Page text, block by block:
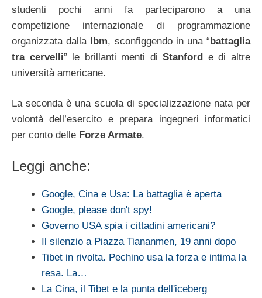
studenti pochi anni fa parteciparono a una
competizione internazionale di programmazione
organizzata dalla Ibm, sconfiggendo in una “battaglia
tra cervelli” le brillanti menti diStanford e di altre
università americane.
La seconda è una scuola di specializzazione nata per
volontà dell’esercito e prepara ingegneri informatici
per conto delle Forze Armate.
Leggi anche:
Google, Cina e Usa: La battaglia è aperta
Google, please don't spy!
Governo USA spia i cittadini americani?
Il silenzio a Piazza Tiananmen, 19 anni dopo
Tibet in rivolta. Pechino usa la forza e intima la
resa. La…
La Cina, il Tibet e la punta dell'iceberg